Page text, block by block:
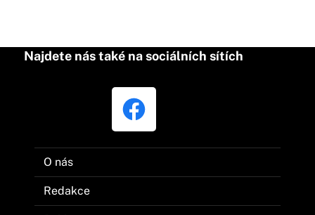
Najdete nás také na sociálních sítích
O nás
Redakce